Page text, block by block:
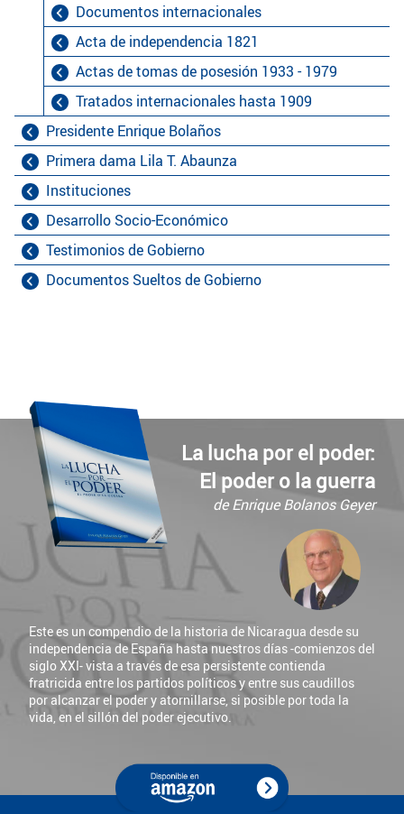
Documentos internacionales
Acta de independencia 1821
Actas de tomas de posesión 1933 - 1979
Tratados internacionales hasta 1909
Presidente Enrique Bolaños
Primera dama Lila T. Abaunza
Instituciones
Desarrollo Socio-Económico
Testimonios de Gobierno
Documentos Sueltos de Gobierno
La lucha por el poder:
El poder o la guerra
de Enrique Bolanos Geyer
Este es un compendio de la historia de Nicaragua desde su
independencia de España hasta nuestros días -comienzos del
siglo XXI- vista a través de esa persistente contienda
fratricida entre los partidos políticos y entre sus caudillos
por alcanzar el poder y atornillarse, si posible por toda la
vida, en el sillón del poder ejecutivo.